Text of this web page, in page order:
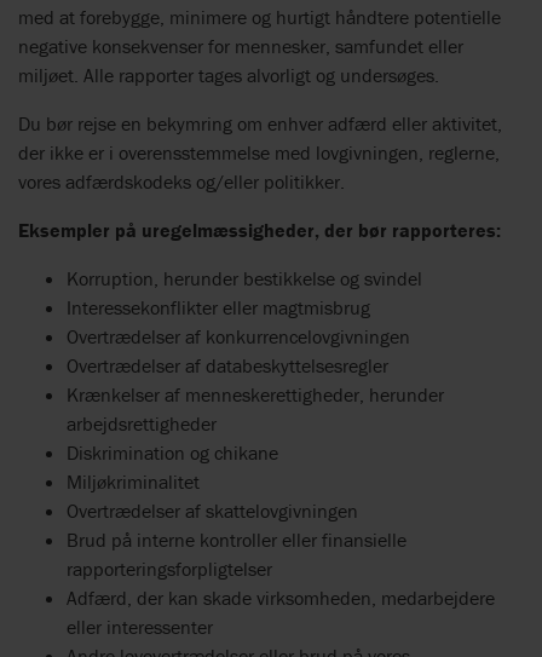
med at forebygge, minimere og hurtigt håndtere potentielle
negative konsekvenser for mennesker, samfundet eller
miljøet. Alle rapporter tages alvorligt og undersøges.
Du bør rejse en bekymring om enhver adfærd eller aktivitet,
der ikke er i overensstemmelse med lovgivningen, reglerne,
vores adfærdskodeks og/eller politikker.
Eksempler på uregelmæssigheder, der bør rapporteres:
Korruption, herunder bestikkelse og svindel
Interessekonflikter eller magtmisbrug
Overtrædelser af konkurrencelovgivningen
Overtrædelser af databeskyttelsesregler
Krænkelser af menneskerettigheder, herunder
arbejdsrettigheder
Diskrimination og chikane
Miljøkriminalitet
Overtrædelser af skattelovgivningen
Brud på interne kontroller eller finansielle
rapporteringsforpligtelser
Adfærd, der kan skade virksomheden, medarbejdere
eller interessenter